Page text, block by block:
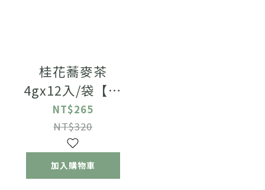
桂花蕎麥茶
4gx12入/袋【無
咖啡因】
NT$265
NT$320
加入購物車